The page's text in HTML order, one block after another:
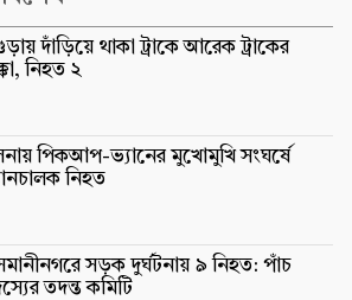
দাঁড়িয়ে থাকা ট্রাকে আরেক ট্রাকের
নিহত ২
পিকআপ-ভ্যানের মুখোমুখি সংঘর্ষে
নিহত
সড়ক দুর্ঘটনায় ৯ নিহত: পাঁচ
তদন্ত কমিটি